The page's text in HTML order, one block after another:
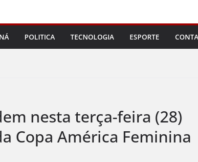
POLITICA TECNOLOGIA ESPORTE
nesta terça-feira (28)
Copa América Feminina